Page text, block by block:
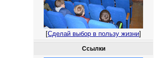
[Сделай выбор в пользу жизни]
Ссылки